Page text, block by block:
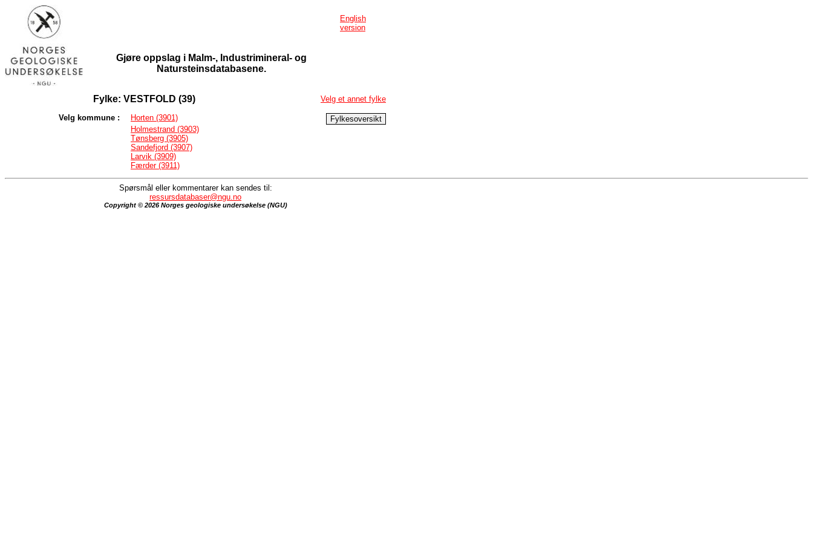
English
version
Gjøre oppslag i Malm-, Industrimineral- og
Natursteinsdatabasene.
Fylke: VESTFOLD (39) Velg et annet fylke
Velg kommune :
Horten (3901)
Holmestrand (3903)
Tønsberg (3905)
Sandefjord (3907)
Larvik (3909)
Færder (3911)
Spørsmål eller kommentarer kan sendes til:
ressursdatabaser@ngu.no
Copyright © 2026 Norges geologiske undersøkelse (NGU)